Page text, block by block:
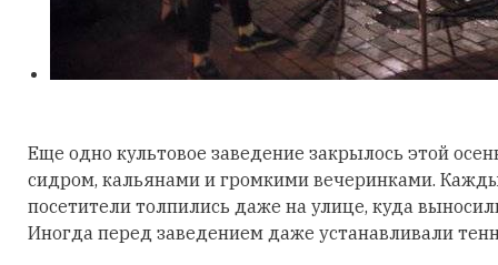
Еще одно культовое заведение закрылось этой
сидром, кальянами и громкими вечеринками.
посетители толпились даже на улице, куда
Иногда перед заведением даже устанавливали